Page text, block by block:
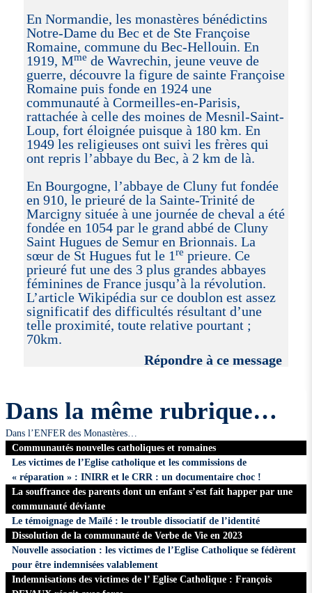
En Normandie, les monastères bénédictins
Notre-Dame du Bec et de Ste Françoise
Romaine, commune du Bec-Hellouin. En
1919, Mme de Wavrechin, jeune veuve de
guerre, découvre la figure de sainte Françoise
Romaine puis fonde en 1924 une
communauté à Cormeilles-en-Parisis,
rattachée à celle des moines de Mesnil-Saint-
Loup, fort éloignée puisque à 180 km. En
1949 les religieuses ont suivi les frères qui
ont repris l’abbaye du Bec, à 2 km de là.
En Bourgogne, l’abbaye de Cluny fut fondée
en 910, le prieuré de la Sainte-Trinité de
Marcigny située à une journée de cheval a été
fondée en 1054 par le grand abbé de Cluny
Saint Hugues de Semur en Brionnais. La
sœur de St Hugues fut le 1re prieure. Ce
prieuré fut une des 3 plus grandes abbayes
féminines de France jusqu’à la révolution.
L’article Wikipédia sur ce doublon est assez
significatif des difficultés résultant d’une
telle proximité, toute relative pourtant ;
70km.
Répondre à ce message
Dans la même rubrique…
Dans l’ENFER des Monastères…
Communautés nouvelles catholiques et romaines
Les victimes de l’Eglise catholique et les commissions de
« réparation » : INIRR et le CRR : un documentaire choc !
La souffrance des parents dont un enfant s’est fait happer par une
communauté déviante
Le témoignage de Maïlé : le trouble dissociatif de l’identité
Dissolution de la communauté de Verbe de Vie en 2023
Nouvelle association : les victimes de l’Eglise Catholique se fédèrent
pour être indemnisées valablement
Indemnisations des victimes de l’ Eglise Catholique : François